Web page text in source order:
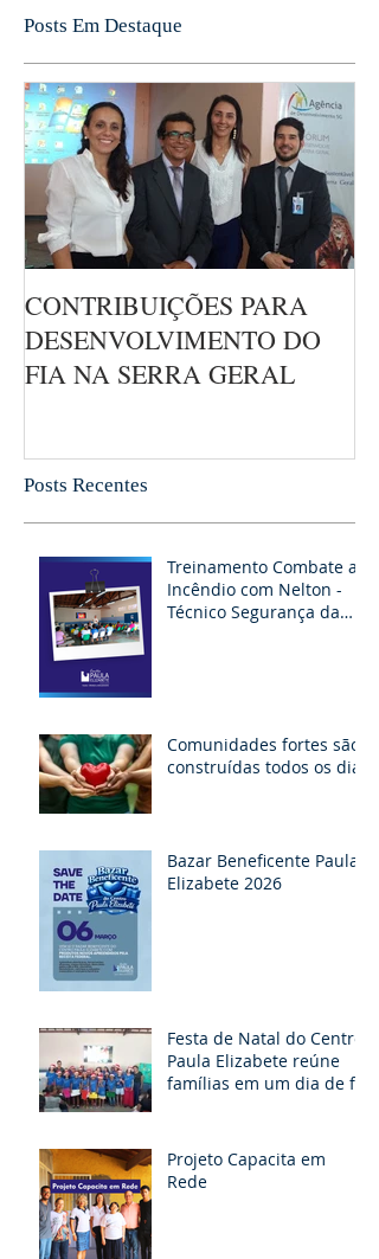
Posts Em Destaque
CONTRIBUIÇÕES PARA
DESENVOLVIMENTO DO
FIA NA SERRA GERAL
Posts Recentes
Treinamento Combate ao
Incêndio com Nelton -
Técnico Segurança da
Comunidades fortes são
construídas todos os dias
Bazar Beneficente Paula
Elizabete 2026
Festa de Natal do Centro
Paula Elizabete reúne
famílias em um dia de fé,
Projeto Capacita em
Rede